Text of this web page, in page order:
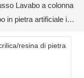
Lavabo a colonna
in pietra artificiale in
resina di pietra